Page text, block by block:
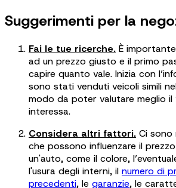
Suggerimenti per la
Fai le tue ricerche. È importante
ad un prezzo giusto e il primo
capire quanto vale. Inizia con
sono stati venduti veicoli simili
modo da poter valutare meglio
interessa.
Considera altri fattori. Ci
che possono influenzare il
un'auto, come il colore,
l'usura degli interni, il numero di
precedenti, le garanzie, le